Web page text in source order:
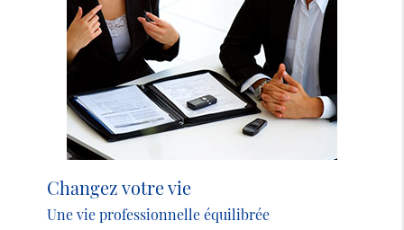
Changez votre vie
Une vie professionnelle équilibrée